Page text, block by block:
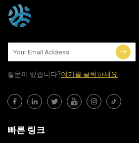
질문이 있습니다?여기를 클릭하세요
빠른 링크